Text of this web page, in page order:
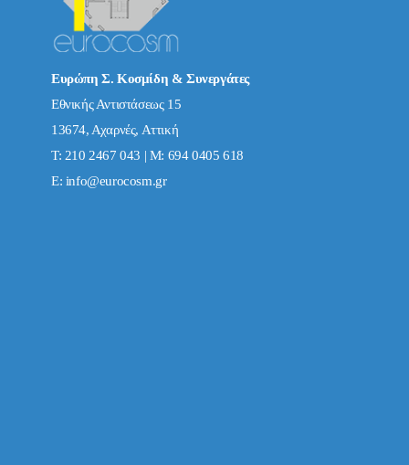
Ευρώπη Σ. Κοσμίδη & Συνεργάτες
Εθνικής Αντιστάσεως 15
13674, Αχαρνές, Αττική
Τ: 210 2467 043 | Μ: 694 0405 618
E: info@eurocosm.gr